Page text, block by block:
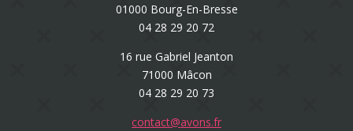
01000 Bourg-En-Bresse
04 28 29 20 72
16 rue Gabriel Jeanton
71000 Mâcon
04 28 29 20 73
contact@avons.fr